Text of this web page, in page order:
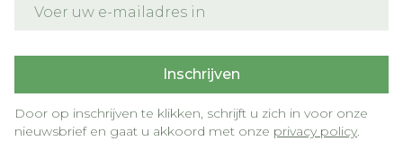
Inschrijven
Door op inschrijven te klikken, schrijft u zich in voor onze
nieuwsbrief en gaat u akkoord met onze privacy policy.